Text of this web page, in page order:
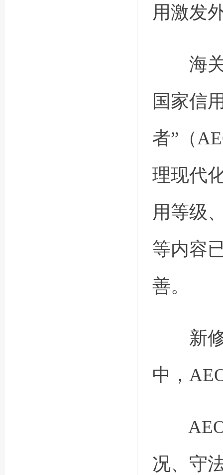
用激发
海关
国家信
者”（
理现代
用等级
等内容
善。
新修
中，
AEO
况、守